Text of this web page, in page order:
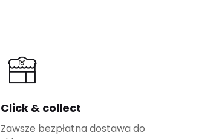
Click & collect
Zawsze bezpłatna dostawa do